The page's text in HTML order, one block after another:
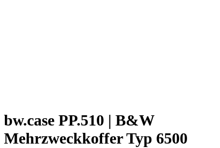
bw.case PP.510 | B&W
Mehrzweckkoffer Typ 6500